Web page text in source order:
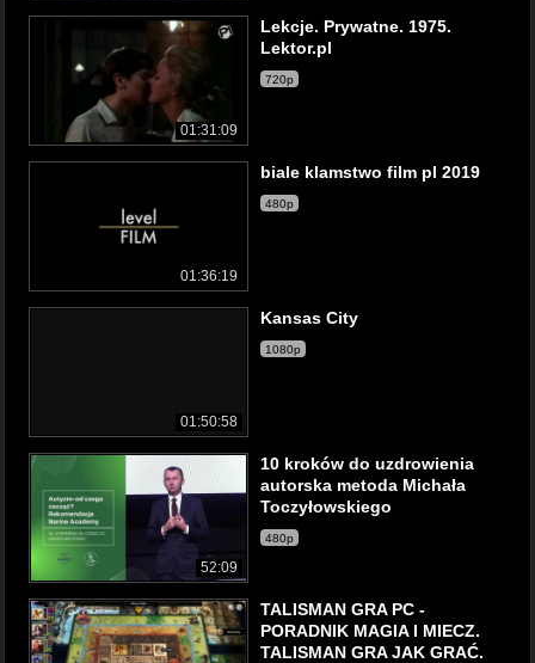
01:31:09
Lekcje. Prywatne. 1975.
Lektor.pl
720p
01:36:19
biale klamstwo film pl 2019
480p
01:50:58
Kansas City
1080p
52:09
10 kroków do uzdrowienia
autorska metoda Michała
Toczyłowskiego
480p
TALISMAN GRA PC -
PORADNIK MAGIA I MIECZ.
TALISMAN GRA JAK GRAĆ.